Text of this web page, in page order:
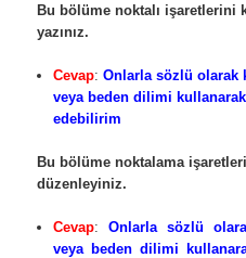
Bu bölüme noktalı işaretlerini
yazınız.
Cevap:Onlarla sözlü olarak
veya beden dilimi
edebilirim
Bu bölüme noktalama
düzenleyiniz.
Cevap:Onlarla sözlü
veya beden dilimi